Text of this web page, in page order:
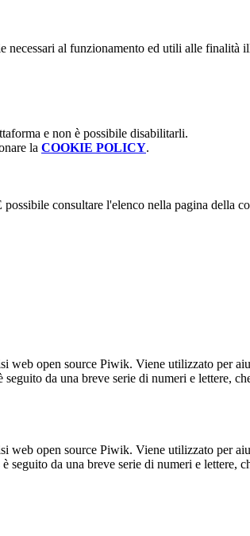
al funzionamento ed utili alle finalità
e non è possibile disabilitarli.
la COOKIE POLICY.
consultare l'elenco nella pagina della
web open source Piwik. Viene utilizzato per
da una breve serie di numeri e lettere,
web open source Piwik. Viene utilizzato per
da una breve serie di numeri e